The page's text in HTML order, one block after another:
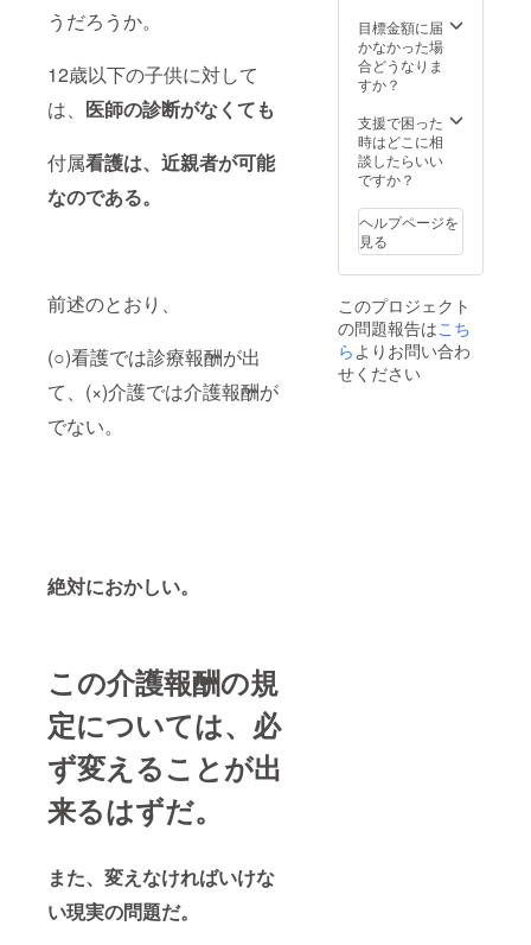
うだろうか。
12歳以下の子供に対して
は、 医師の診断がなくても
付属看護は、近親者が可能
なのである。
前述のとおり、
(○)看護では診療報酬が出
て、(×)介護では介護報酬が
でない。
絶対におかしい。
この介護報酬の規
定については、必
ず変えることが出
来るはずだ。
また、変えなければいけな
い現実の問題だ。
目標金額に届
かなかった場
合どうなりま
すか？
支援で困った
時はどこに相
談したらいい
ですか？
ヘルプページを
見る
このプロジェクト
の問題報告はこち
ら よりお問い合わ
せください